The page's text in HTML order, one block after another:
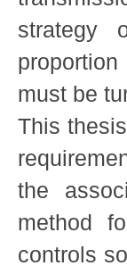
strategy
must be
This
the
method
controls